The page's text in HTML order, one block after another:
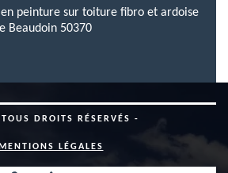
en peinture sur toiture fibro et ardoise
Beaudoin 50370
DROITS RÉSERVÉS -
MENTIONS LÉGALES